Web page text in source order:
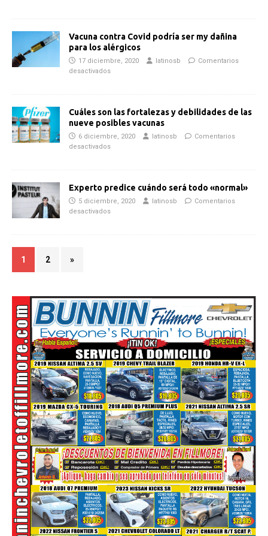
Vacuna contra Covid podría ser my dañina
para los alérgicos
17 diciembre, 2020 latinosb
Comentarios
desactivados
Cuáles son las fortalezas y debilidades de las
nueve posibles vacunas
6 diciembre, 2020 latinosb
Comentarios
desactivados
Experto predice cuándo será todo «normal»
5 diciembre, 2020 latinosb
Comentarios
desactivados
1 2 »